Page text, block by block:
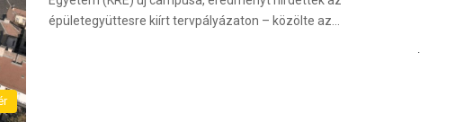
épületegyüttesre kiírt tervpályázaton – közölte az…
.